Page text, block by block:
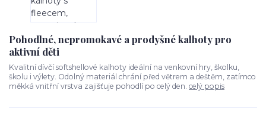
Pohodlné, nepromokavé a prodyšné kalhoty pro
aktivní děti
Kvalitní dívčí softshellové kalhoty ideální na venkovní hry, školku,
školu i výlety. Odolný materiál chrání před větrem a deštěm, zatímco
měkká vnitřní vrstva zajišťuje pohodlí po celý den. celý popis